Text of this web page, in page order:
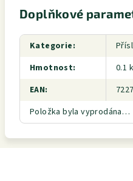
Doplňkové
Kategorie:
Hmotnost:
0.1
EAN:
Položka byla vyprodána…